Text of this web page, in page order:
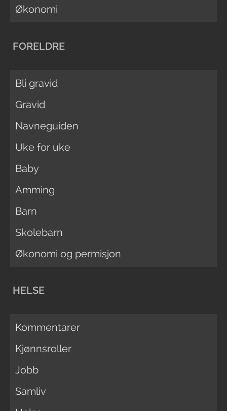
Økonomi
FORELDRE
Bli gravid
Gravid
Navneguiden
Uke for uke
Baby
Amming
Barn
Skolebarn
Økonomi og permisjon
HELSE
Kommentarer
Kjønnsroller
Jobb
Samliv